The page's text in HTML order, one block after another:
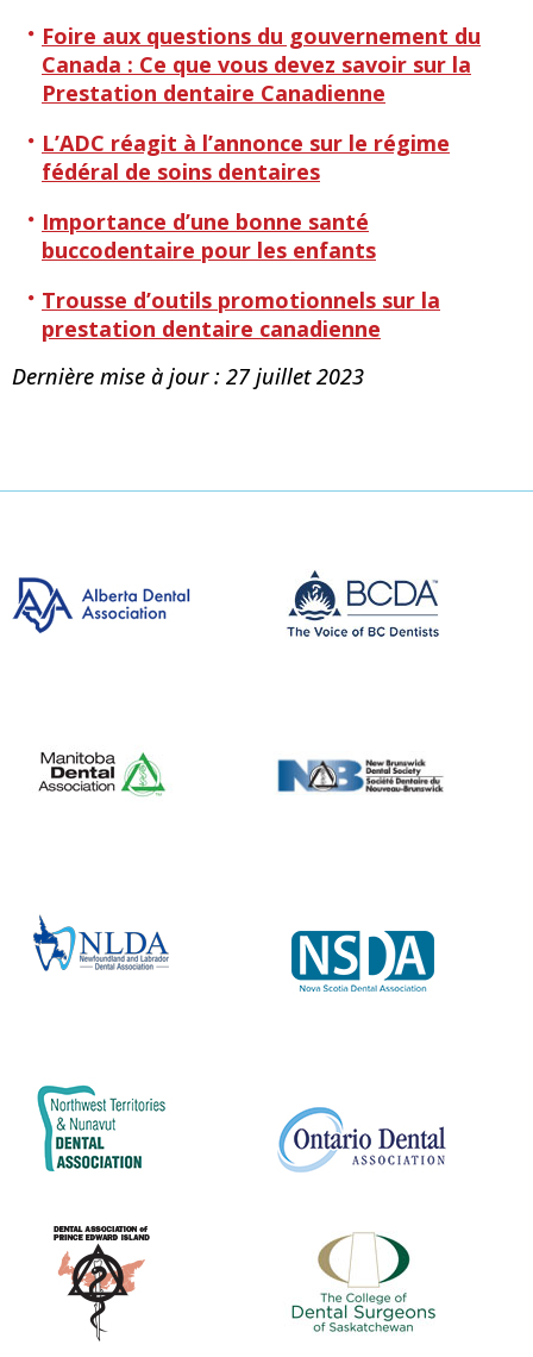
Foire aux questions du gouvernement du
Canada : Ce que vous devez savoir sur la
Prestation dentaire Canadienne
L’ADC réagit à l’annonce sur le régime
fédéral de soins dentaires
Importance d’une bonne santé
buccodentaire pour les enfants
Trousse d’outils promotionnels sur la
prestation dentaire canadienne
Dernière mise à jour : 27 juillet 2023